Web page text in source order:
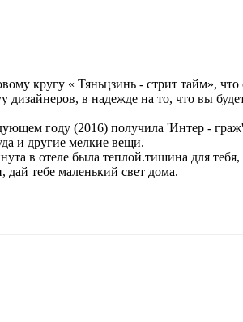
кругу « Тяньцзинь - стрит тайм», что
в надежде на то, что вы
году (2016) получила 'Интер -
и другие мелкие вещи.
в отеле была теплой.тишина для
дай тебе маленький свет дома.